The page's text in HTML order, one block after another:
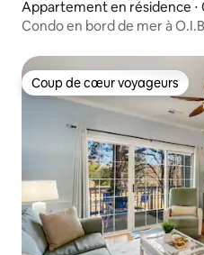
Appartement en résidence ⋅
h
Condo en bord de mer à
Coup de cœur voyageurs
Coup de cœur voyageurs